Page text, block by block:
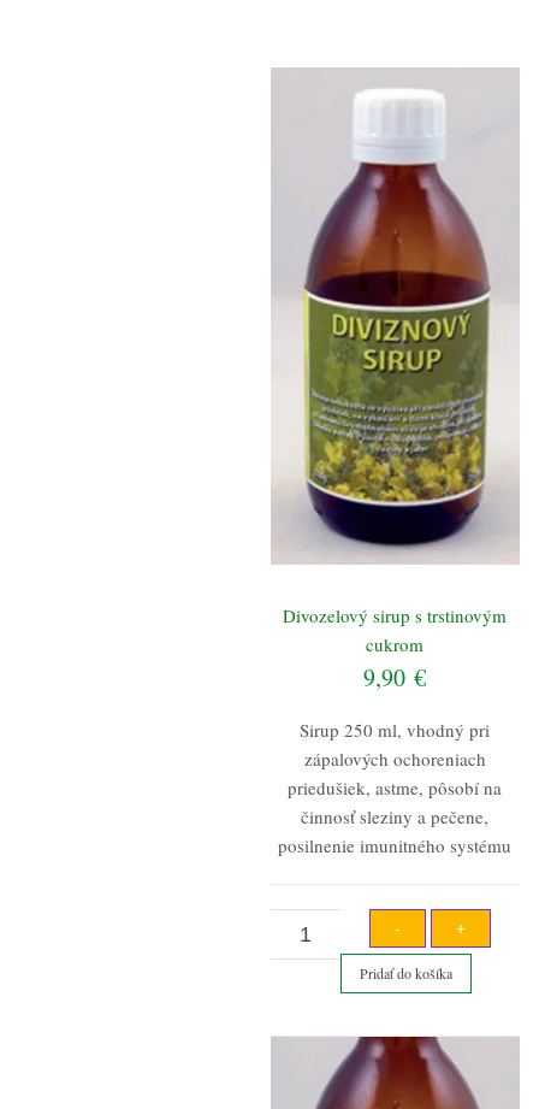
Divozelový sirup s trstinovým
cukrom
9,90€
Sirup 250 ml, vhodný pri
zápalových ochoreniach
priedušiek, astme, pôsobí na
činnosť sleziny a pečene,
posilnenie imunitného systému
-
množstvo
Divozelový
trstinovým
cukrom
+
Pridať do košíka